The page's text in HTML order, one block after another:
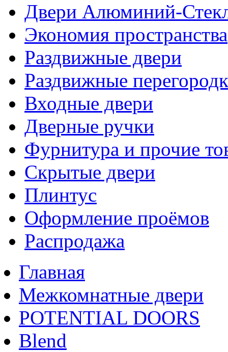
Двери Алюминий-
Экономия пространства
Раздвижные двери
Раздвижные
Входные двери
Дверные ручки
Фурнитура и прочие
Скрытые двери
Плинтус
Оформление проёмов
Распродажа
Главная
Межкомнатные двери
POTENTIAL DOORS
Blend